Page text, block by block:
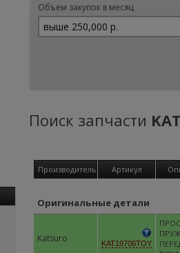
Объем закупок в месяц
Поиск запчасти
Производитель Артикул
Оригинальные детали
Katsuro KAT19706TOY